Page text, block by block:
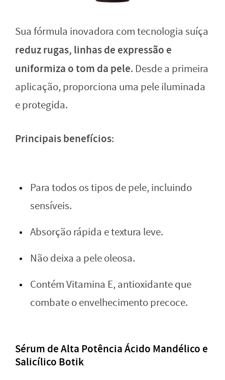
Sua fórmula inovadora com tecnologia suíça
reduz rugas, linhas de expressão e
uniformiza o tom da pele. Desde a primeira
aplicação, proporciona uma pele iluminada
e protegida.
Principais benefícios:
Para todos os tipos de pele, incluindo
sensíveis.
Absorção rápida e textura leve.
Não deixa a pele oleosa.
Contém Vitamina E, antioxidante que
combate o envelhecimento precoce.
Sérum de Alta Potência Ácido Mandélico e
Salicílico Botik